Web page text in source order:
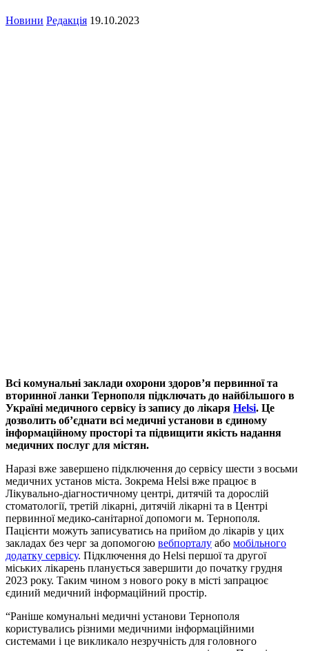
Новини Редакція 19.10.2023
Всі комунальні заклади охорони здоров’я первинної та
вторинної ланки Тернополя підключать до найбільшого в
Україні медичного сервісу із запису до лікаря Helsi. Це
дозволить об’єднати всі медичні установи в єдиному
інформаційному просторі та підвищити якість надання
медичних послуг для містян.
Наразі вже завершено підключення до сервісу шести з восьми
медичних установ міста. Зокрема Helsi вже працює в
Лікувально-діагностичному центрі, дитячій та дорослій
стоматології, третій лікарні, дитячій лікарні та в Центрі
первинної медико-санітарної допомоги м. Тернополя.
Пацієнти можуть записуватись на прийом до лікарів у цих
закладах без черг за допомогою вебпорталу або мобільного
додатку сервісу. Підключення до Helsi першої та другої
міських лікарень планується завершити до початку грудня
2023 року. Таким чином з нового року в місті запрацює
єдиний медичний інформаційний простір.
“Раніше комунальні медичні установи Тернополя
користувались різними медичними інформаційними
системами і це викликало незручність для головного